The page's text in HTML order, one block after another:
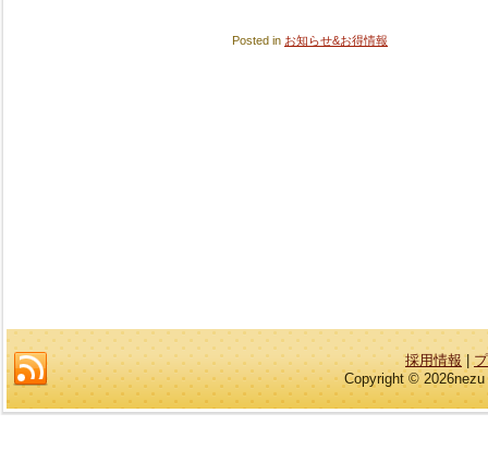
Posted in お知らせ&お得情報
採用情報 |
Copyright ©